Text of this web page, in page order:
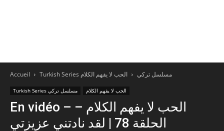
Accueil Turkish Series مسلسل تركي الحب لا يفهم الكلام
Turkish Series مسلسل تركي الحب لا يفهم الكلام
En vidéo – الحب لا يفهم الكلام –
الحلقة 78 | لقد نادتني عزيزتي